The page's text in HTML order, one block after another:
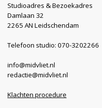
Studioadres & Bezoekadres
Damlaan 32
2265 AN Leidschendam
Telefoon studio: 070-3202266
info@midvliet.nl
redactie@midvliet.nl
Klachten procedure